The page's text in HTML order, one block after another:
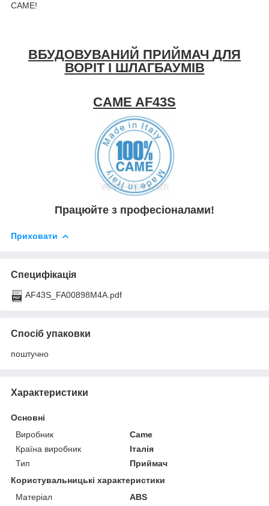
CAME!
ВБУДОВУВАНИЙ ПРИЙМАЧ ДЛЯ
ВОРІТ І ШЛАГБАУМІВ
CAME AF43S
Працюйте з професіоналами!
Приховати
Специфікація
AF43S_FA00898M4A.pdf
Спосіб упаковки
поштучно
Характеристики
Основні
Виробник
Came
Країна виробник
Італія
Тип
Приймач
Користувальницькі характеристики
Матеріал
ABS